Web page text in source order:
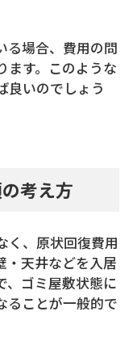
る場合、費用の問
ます。このような
良いのでしょう
考え方
く、原状回復費用
・天井などを入居
、ゴミ屋敷状態に
ることが一般的で